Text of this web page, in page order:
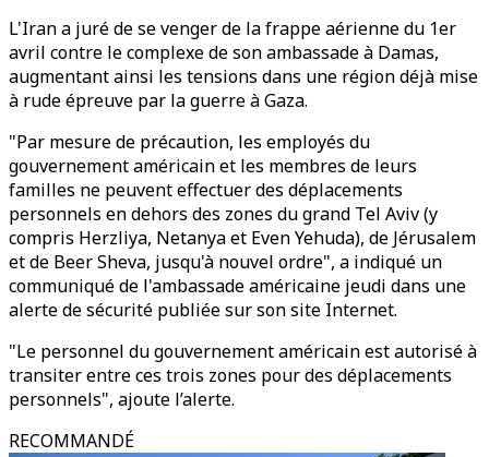
L'Iran a juré de se venger de la frappe aérienne du 1er
avril contre le complexe de son ambassade à Damas,
augmentant ainsi les tensions dans une région déjà mise
à rude épreuve par la guerre à Gaza.
"Par mesure de précaution, les employés du
gouvernement américain et les membres de leurs
familles ne peuvent effectuer des déplacements
personnels en dehors des zones du grand Tel Aviv (y
compris Herzliya, Netanya et Even Yehuda), de Jérusalem
et de Beer Sheva, jusqu'à nouvel ordre", a indiqué un
communiqué de l'ambassade américaine jeudi dans une
alerte de sécurité publiée sur son site Internet.
"Le personnel du gouvernement américain est autorisé à
transiter entre ces trois zones pour des déplacements
personnels", ajoute l’alerte.
RECOMMANDÉ